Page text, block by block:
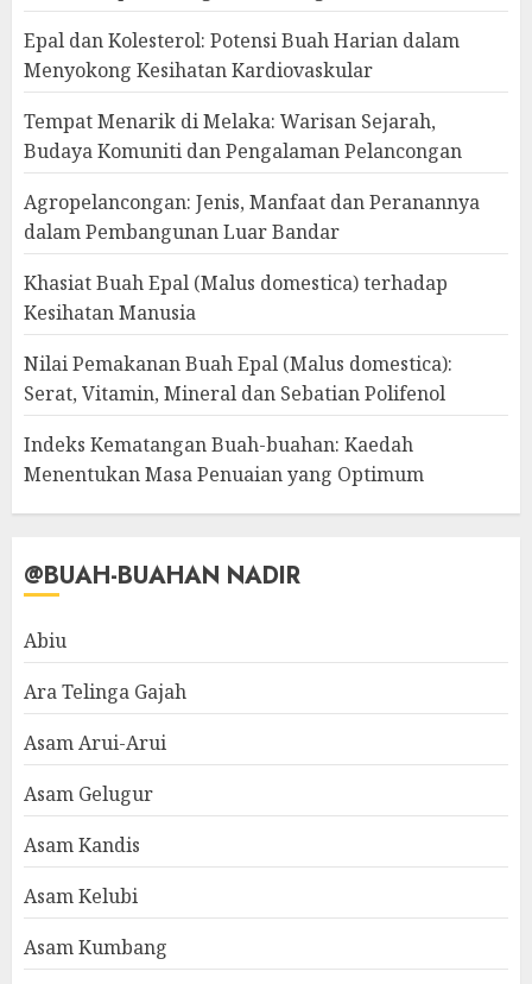
Epal dan Kolesterol: Potensi Buah Harian dalam
Menyokong Kesihatan Kardiovaskular
Tempat Menarik di Melaka: Warisan Sejarah,
Budaya Komuniti dan Pengalaman Pelancongan
Agropelancongan: Jenis, Manfaat dan Peranannya
dalam Pembangunan Luar Bandar
Khasiat Buah Epal (Malus domestica) terhadap
Kesihatan Manusia
Nilai Pemakanan Buah Epal (Malus domestica):
Serat, Vitamin, Mineral dan Sebatian Polifenol
Indeks Kematangan Buah-buahan: Kaedah
Menentukan Masa Penuaian yang Optimum
@BUAH-BUAHAN NADIR
Abiu
Ara Telinga Gajah
Asam Arui-Arui
Asam Gelugur
Asam Kandis
Asam Kelubi
Asam Kumbang